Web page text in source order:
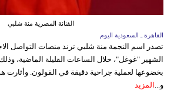
الفنانة المصرية منة شلبي
القاهرة ـ السعودية اليوم
تصدر اسم النجمة منة شلبي ترند منصات التواصل
الشهير "غوغل"، خلال الساعات القليلة الماضية،
بخضوعها لعملية جراحية دقيقة في القولون. وأثارت
و... المزيد